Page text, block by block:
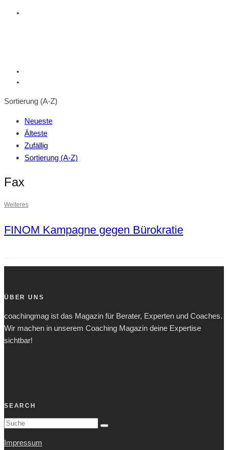
Sortierung (A-Z)
Neueste
Älteste
Zufällig
Sortierung (A-Z)
Fax
Weiteres
FINOM Kampagne gegen Bürokratie
ÜBER UNS
coachingmag ist das Magazin für Berater, Experten und Coaches.
Wir machen in unserem Coaching Magazin deine Expertise
sichtbar!
SEARCH
Impressum